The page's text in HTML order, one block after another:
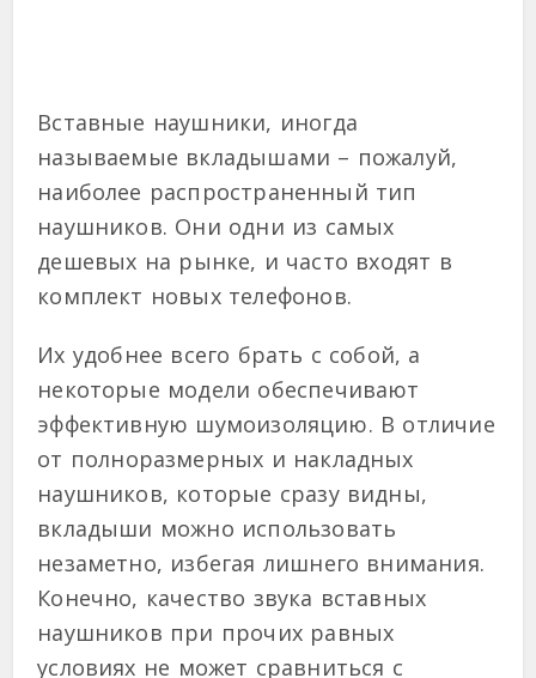
Вставные наушники, иногда
называемые вкладышами – пожалуй,
наиболее распространенный тип
наушников. Они одни из самых
дешевых на рынке, и часто входят в
комплект новых телефонов.
Их удобнее всего брать с собой, а
некоторые модели обеспечивают
эффективную шумоизоляцию. В отличие
от полноразмерных и накладных
наушников, которые сразу видны,
вкладыши можно использовать
незаметно, избегая лишнего внимания.
Конечно, качество звука вставных
наушников при прочих равных
условиях не может сравниться с